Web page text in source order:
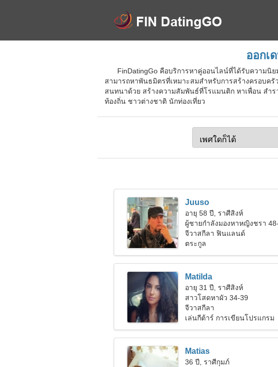
ออกเ
FinDatingGo คือบริการหาคู่ออนไลน์ที่ได้รับความ
สามารถหาพันธมิตรที่เหมาะสมสำหรับการสร้างครอบค
สนทนาด้วย สร้างความสัมพันธ์ที่โรแมนติก หาเพื่อน สำ
ท้องถิ่น ชาวต่างชาติ นักท่องเที่ยว
Juuso
อายุ 58 ปี, ราศีสิงห์
ผู้ชายกำลังมองหาหญิงชรา
จีวาสกีลา ฟินแลนด์
ตระกูล
Matilda
อายุ 31 ปี, ราศีสิงห์
สาวโสดหาผัว 34-39
จีวาสกีลา
เล่นกีต้าร์ การเขียนโปรแกรม
Matias
36 ปี, ราศีกุมภ์